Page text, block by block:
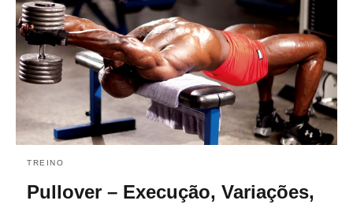
TREINO
Pullover – Execução, Variações,